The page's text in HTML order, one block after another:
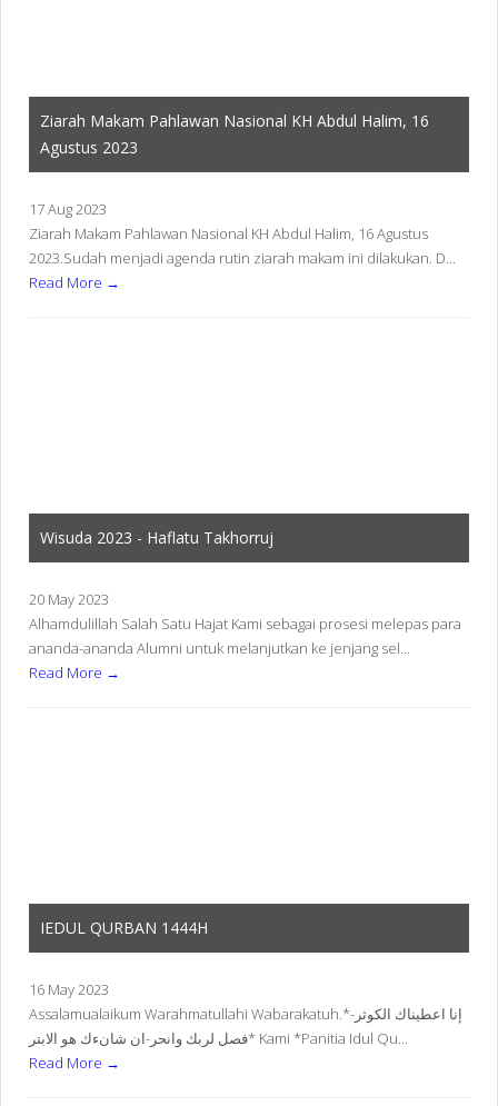
Ziarah Makam Pahlawan Nasional KH Abdul Halim, 16
Agustus 2023
17 Aug 2023
Ziarah Makam Pahlawan Nasional KH Abdul Halim, 16 Agustus
2023.Sudah menjadi agenda rutin ziarah makam ini dilakukan. D...
Read More →
Wisuda 2023 - Haflatu Takhorruj
20 May 2023
Alhamdulillah Salah Satu Hajat Kami sebagai prosesi melepas para
ananda-ananda Alumni untuk melanjutkan ke jenjang sel...
Read More →
IEDUL QURBAN 1444H
16 May 2023
Assalamualaikum Warahmatullahi Wabarakatuh.*إنا اعطيناك الكوثر-
فصل لربك وانحر-ان شانءك هو الابتر* Kami *Panitia Idul Qu...
Read More →